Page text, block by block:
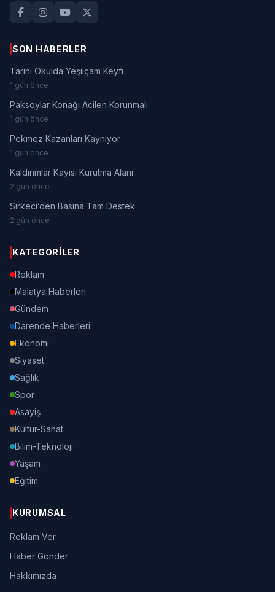
SON HABERLER
Tarihi Okulda Yeşilçam Keyfi
1 gün önce
Paksoylar Konağı Acilen Korunmalı
1 gün önce
Pekmez Kazanları Kaynıyor
1 gün önce
Kaldırımlar Kayısı Kurutma Alanı
2 gün önce
Sirkeci’den Basına Tam Destek
2 gün önce
KATEGORILER
Reklam
Malatya Haberleri
Gündem
Darende Haberleri
Ekonomi
Siyaset
Sağlık
Spor
Asayiş
Kültür-Sanat
Bilim-Teknoloji
Yaşam
Eğitim
KURUMSAL
Reklam Ver
Haber Gönder
Hakkımızda